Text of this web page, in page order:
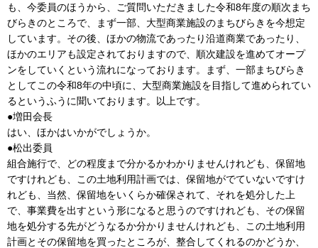
も、今委員のほうから、ご質問いただきました令和8年度の順次まち
びらきのところで、まず一部、大型商業施設のまちびらきを今想定
しています。その後、ほかの物流であったり沿道商業であったり、
ほかのエリアも設定されておりますので、順次建設を進めてオープ
ンをしていくという流れになっております。まず、一部まちびらき
としてこの令和8年の中頃に、大型商業施設を目指して進められてい
るというふうに聞いております。以上です。
●増田会長
はい、ほかはいかがでしょうか。
●松出委員
組合施行で、どの程度まで分かるかわかりませんけれども、保留地
ですけれども、この土地利用計画では、保留地がでていないですけ
れども、当然、保留地をいくらか確保されて、それを処分した上
で、事業費を出すという形になると思うのですけれども、その保留
地を処分する先がどうなるか分かりませんけれども、この土地利用
計画とその保留地を買ったところが、整合してくれるのかどうか、